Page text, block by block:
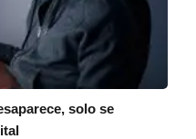
solo se